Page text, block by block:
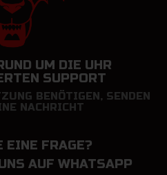
UM DIE UHR
SUPPORT
BENÖTIGEN, SENDEN
NACHRICHT
EINE FRAGE?
AUF WHATSAPP